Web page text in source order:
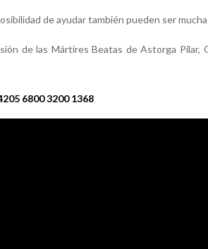
de ayudar también pueden ser
de las Mártires Beatas de Astorga
6800 3200 1368